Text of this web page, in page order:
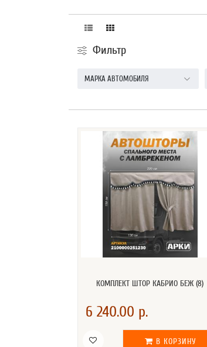
Фильтр
МАРКА АВТОМОБИЛЯ
КОМПЛЕКТ ШТОР КАБРИО БЕЖ (8)
6 240.00 р.
В КОРЗИНУ